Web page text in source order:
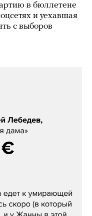
в бюллетене
и уехавшая
с выборов
дама»